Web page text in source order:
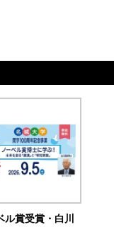
ル賞受賞・白川